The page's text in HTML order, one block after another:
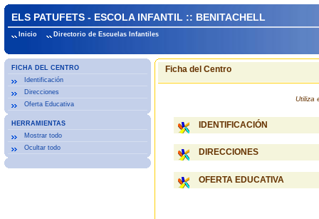
ELS PATUFETS - ESCOLA INFANTIL :: BENITACHELL
Inicio Directorio de Escuelas Infantiles
FICHA DEL CENTRO
Identificación
Direcciones
Oferta Educativa
HERRAMIENTAS
Mostrar todo
Ocultar todo
Ficha del Centro
Utiliza
IDENTIFICACIÓN
DIRECCIONES
OFERTA EDUCATIVA